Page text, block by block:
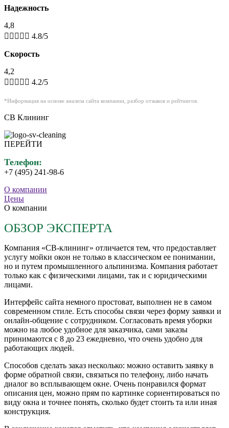
Надежность
4,8
     4.8/5
Скорость
4,2
     4.2/5
*Информация на основе анализа сайта компании, разбор отзывов и рейтингов.
СВ Клининг
ПЕРЕЙТИ
Телефон:
+7 (495) 241-98-6
О компании
Цены
О компании
ОБЗОР ЭКСПЕРТА
Компания «СВ-клининг» отличается тем, что предоставляет
услугу мойки окон не только в классическом ее понимании,
но и путем промышленного альпинизма. Компания работает
только как с физическими лицами, так и с юридическими
лицами.
Интерфейс сайта немного простоват, выполнен не в самом
современном стиле. Есть способы связи через форму заявки и
онлайн-общение с сотрудником. Согласовать время уборки
можно на любое удобное для заказчика, сами заказы
принимаются с 8 до 23 ежедневно, что очень удобно для
работающих людей.
Способов сделать заказ несколько: можно оставить заявку в
форме обратной связи, связаться по телефону, либо начать
диалог во всплывающем окне. Очень понравился формат
описания цен, можно прям по картинке сориентироваться по
виду окна и точнее понять, сколько будет стоить та или иная
конструкция.